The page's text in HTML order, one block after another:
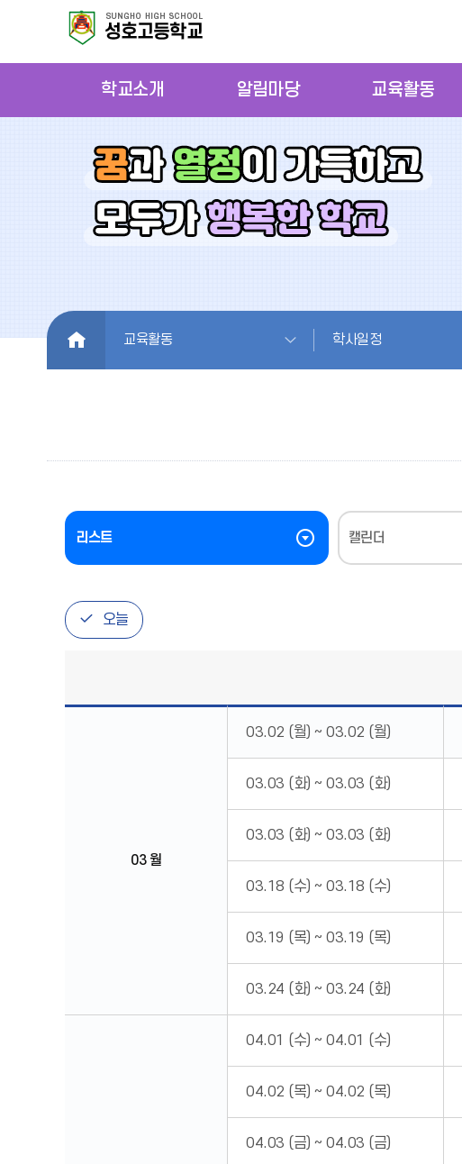
학교소개 알림마당 교육활동
HOME 교육활동 학사일정
리스트 캘린더
오늘
년
03 월
03.02 (월) ~ 03.02 (월)
03.03 (화) ~ 03.03 (화)
03.03 (화) ~ 03.03 (화)
03.18 (수) ~ 03.18 (수)
03.19 (목) ~ 03.19 (목)
03.24 (화) ~ 03.24 (화)
04.01 (수) ~ 04.01 (수)
04.02 (목) ~ 04.02 (목)
04.03 (금) ~ 04.03 (금)